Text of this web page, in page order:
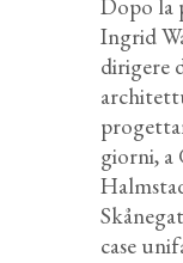
Dopo la
Ingrid
dirigere
giorni, a
case